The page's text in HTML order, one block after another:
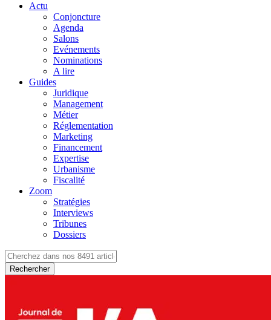
Actu
Conjoncture
Agenda
Salons
Evénements
Nominations
A lire
Guides
Juridique
Management
Métier
Réglementation
Marketing
Financement
Expertise
Urbanisme
Fiscalité
Zoom
Stratégies
Interviews
Tribunes
Dossiers
Rechercher